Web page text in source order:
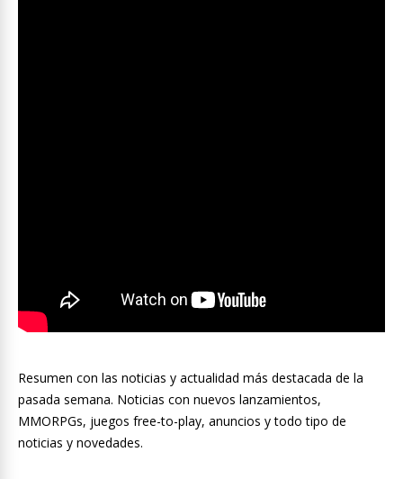
Resumen con las noticias y actualidad más destacada de la
pasada semana. Noticias con nuevos lanzamientos,
MMORPGs, juegos free-to-play, anuncios y todo tipo de
noticias y novedades.